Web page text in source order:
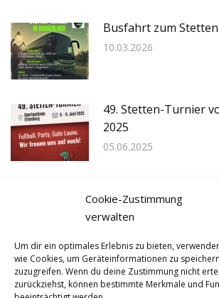
Cookie-Zustimmung
verwalten
Um dir ein optimales Erlebnis zu bieten,
wie Cookies, um Geräteinformationen zu
zuzugreifen. Wenn du deine Zustimmung nicht
zurückziehst, können bestimmte Merkmale und
Busfahrt zum
10.03.2026
49. Stetten-Turnier
2025
05.06.2025
Fotoreportage zum
Turnier